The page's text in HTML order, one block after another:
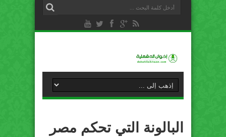
البالونة التي تحكم مصر